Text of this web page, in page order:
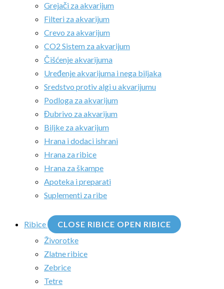
Grejači za akvarijum
Filteri za akvarijum
Crevo za akvarijum
CO2 Sistem za akvarijum
Čišćenje akvarijuma
Uređenje akvarijuma i nega biljaka
Sredstvo protiv algi u akvarijumu
Podloga za akvarijum
Đubrivo za akvarijum
Biljke za akvarijum
Hrana i dodaci ishrani
Hrana za ribice
Hrana za škampe
Apoteka i preparati
Suplementi za ribe
Ribice CLOSE RIBICE OPEN RIBICE
Živorotke
Zlatne ribice
Zebrice
Tetre